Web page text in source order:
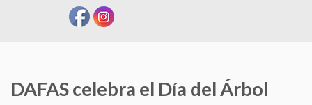
DAFAS celebra el Día del Árbol